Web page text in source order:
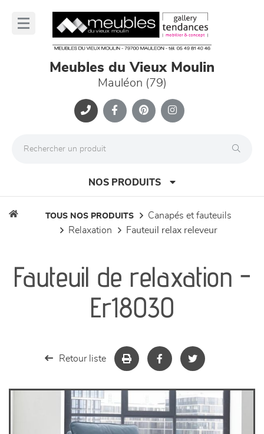
Meubles du Vieux Moulin
Mauléon (79)
NOS PRODUITS
séjours
meubles de complément
TOUS NOS PRODUITS
canapés et fauteuils
relaxation
fauteuil relax releveur
Fauteuil de relaxation -
Er18030
Retour liste